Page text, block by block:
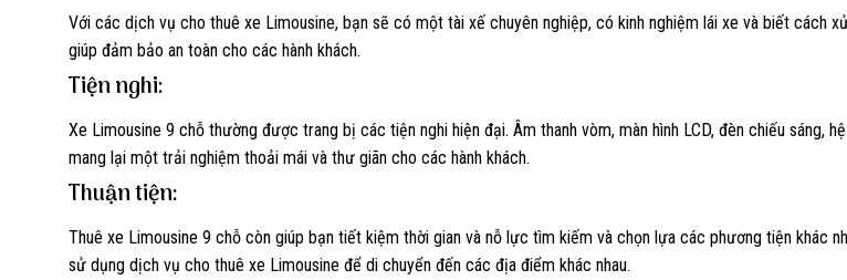
Với các dịch vụ cho thuê xe Limousine, bạn sẽ có một tài xế chuyên nghiệp, có kinh nghiệm lái xe và biết cách
giúp đảm bảo an toàn cho các hành khách.
Tiện nghi:
Xe Limousine 9 chỗ thường được trang bị các tiện nghi hiện đại. Âm thanh vòm, màn hình LCD, đèn chiếu sáng,
mang lại một trải nghiệm thoải mái và thư giãn cho các hành khách.
Thuận tiện:
Thuê xe Limousine 9 chỗ còn giúp bạn tiết kiệm thời gian và nỗ lực tìm kiếm và chọn lựa các phương tiện khác
sử dụng dịch vụ cho thuê xe Limousine để di chuyển đến các địa điểm khác nhau.